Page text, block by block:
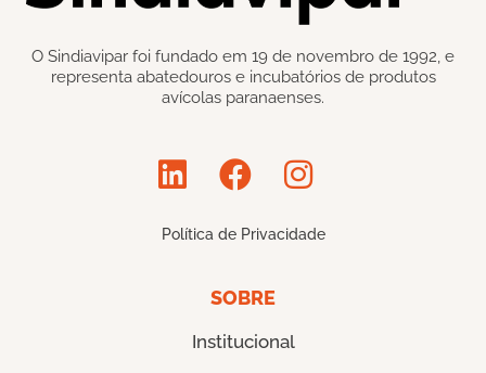
O Sindiavipar foi fundado em 19 de novembro de 1992, e
representa abatedouros e incubatórios de produtos
avícolas paranaenses.
Política de Privacidade
SOBRE
Institucional